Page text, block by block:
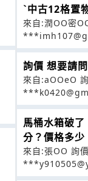
ˋ中古12格置
來自:潤OO密
詢價 想要請
來自:aOOeO
馬桶水箱破
分？價格多少
來自:張OO 詢價